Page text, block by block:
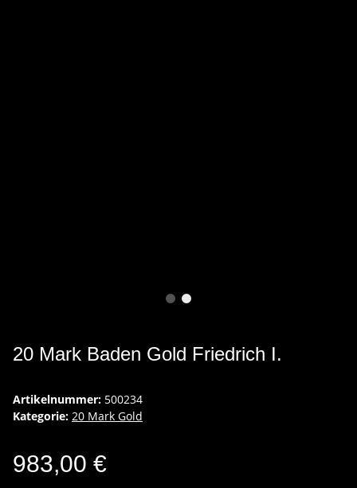
20 Mark Baden Gold Friedrich I.
Artikelnummer: 500234
Kategorie: 20 Mark Gold
983,00 €